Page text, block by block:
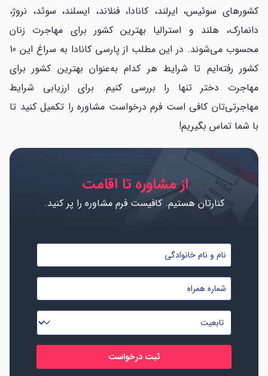
کشورهای سوئیس، ایرلند، کانادا، فنلاند، ایسلند، سوئد، نروژ،
دانمارک، هلند و استرالیا بهترین کشور برای مهاجرت زنان
محسوب می‌شوند. در این مطلب از پارسی کانادا به سراغ این 10
کشور رفته‌ایم تا شرایط هر کدام به‌عنوان بهترین کشور برای
مهاجرت دختر تنها را بررسی کنیم. برای ارزیابی شرایط
مهاجرتی‌تان کافی است فرم درخواست مشاوره را تکمیل کنید تا
با شما تماس بگیریم!
از مشاوره تا اقامت
کنارتان هستیم. کافیست فرم مشاوره را پر کنید.
نام
و
نام
خانوادگی
شماره
موبایل
تابعیت
*